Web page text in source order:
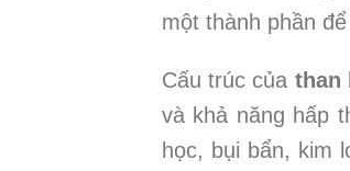
một thành phần
Cấu trúc của than
và khả năng hấp
học, bụi bẩn, kim